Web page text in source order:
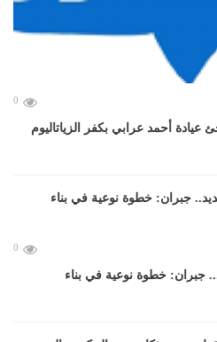
0
عيادة أحمد عرابي بكفر الزياتاليوم
0
جبران: خطوة نوعية في بناء